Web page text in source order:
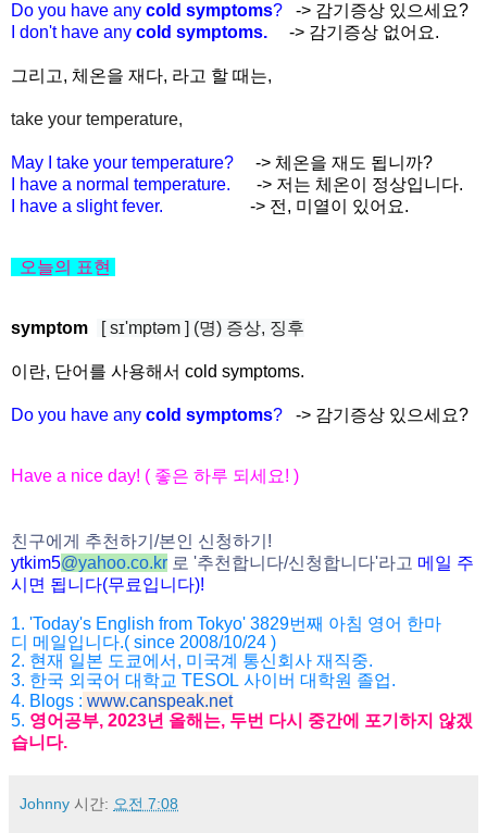
Do you have any cold symptoms? -> 감기증상 있으세요?
I don't have any cold symptoms. -> 감기증상 없어요.
그리고, 체온을 재다, 라고 할 때는,
take your temperature,
May I take your temperature?
-> 체온을 재도 됩니까?
I have a normal temperature.
-> 저는 체온이 정상입니다.
I have a slight fever.
-> 전, 미열이 있어요.
오늘의 표현
symptom [ sɪ'mptəm ] (명) 증상, 징후
이란, 단어를 사용해서 cold symptoms.
Do you have any cold symptoms? -> 감기증상 있으세요?
Have a nice day! ( 좋은 하루 되세요! )
친구에게 추천하기 /본인 신청하기 !
ytkim5@yahoo.co.kr 로 '추천합니다/신청합니다'라고 메일 주
시면 됩니다(무료입니다)!
1. 'Today's English from Tokyo' 3829번째 아침 영어 한마
디 메일입니다.( since 2008/10/24 )
2. 현재 일본 도쿄에서 , 미국계 통신회사 재직중.
3. 한국 외국어 대학교 TESOL 사이버 대학원 졸업.
4. Blogs : www.canspeak.net
5. 영어공부, 2023년 올해는, 두번 다시 중간에 포기하지 않겠
습니 다.
Johnny 시간: 오전 7:08